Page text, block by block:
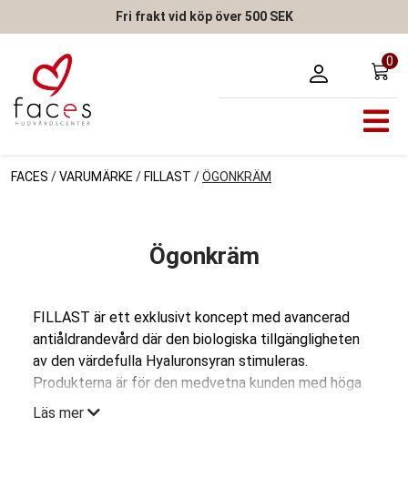
Fri frakt vid köp över 500 SEK
0
FACES /VARUMÄRKE / FILLAST /ÖGONKRÄM
Ögonkräm
FILLAST är ett exklusivt koncept med avancerad
antiåldrandevård där den biologiska tillgängligheten
av den värdefulla Hyaluronsyran stimuleras.
Produkterna är för den medvetna kunden med höga
krav på avancerad hudvård och passar alla hudtyper,
Läs mer